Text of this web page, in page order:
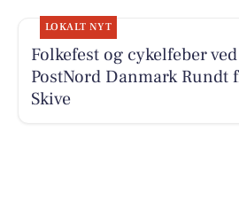
LOKALT NYT
Folkefest og cykelfeber
PostNord Danmark Rundt
Skive